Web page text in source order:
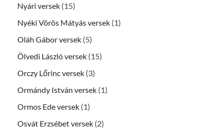
Nyári versek (15)
Nyéki Vörös Mátyás versek (1)
Oláh Gábor versek (5)
Ölvedi László versek (15)
Orczy Lőrinc versek (3)
Ormándy István versek (1)
Ormos Ede versek (1)
Osvát Erzsébet versek (2)